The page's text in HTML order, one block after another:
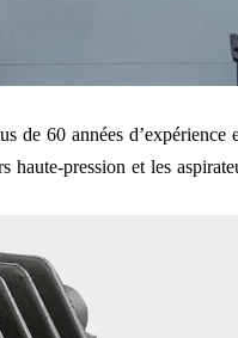
de 60 années
haute-pression et les